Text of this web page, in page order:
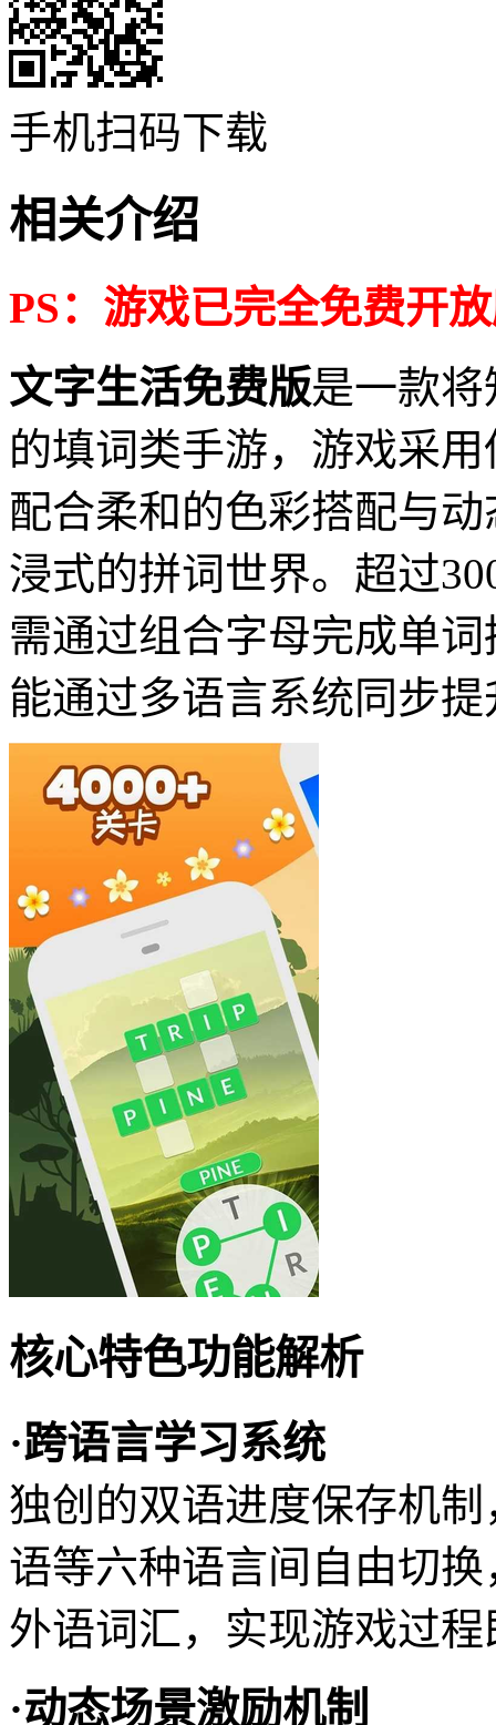
手机扫码下载
相关介绍
PS：游戏已完全免费开
文字生活免费版是一款
的填词类手游，游戏采
配合柔和的色彩搭配与
浸式的拼词世界。超过
需通过组合字母完成单
能通过多语言系统同步
核心特色功能解析
·跨语言学习系统
独创的双语进度保存机
语等六种语言间自由切
外语词汇，实现游戏过
·动态场景激励机制